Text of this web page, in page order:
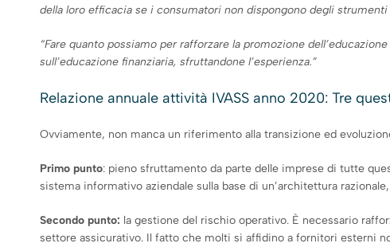
della loro efficacia se i consumatori non dispongono degli
“Fare quanto possiamo per rafforzare la promozione
sull’educazione finanziaria, sfruttandone l’esperienza.”
Relazione annuale attività IVASS anno 2020: Tre
Ovviamente, non manca un riferimento alla transizione ed
Primo punto: pieno sfruttamento da parte delle imprese di tutte
sistema informativo aziendale sulla base di un’architettura
Secondo punto: la gestione del rischio operativo. È necessario
settore assicurativo. Il fatto che molti si affidino a fornitori esterni